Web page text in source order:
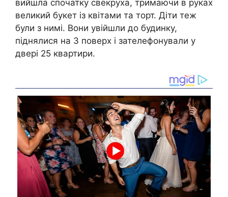
вийшла спочатку свекруха, тримаючи в руках
великий букет із квітами та торт. Діти теж
були з нимі. Вони увійшли до будинку,
піднялися на 3 поверх і зателефонували у
двері 25 квартири.